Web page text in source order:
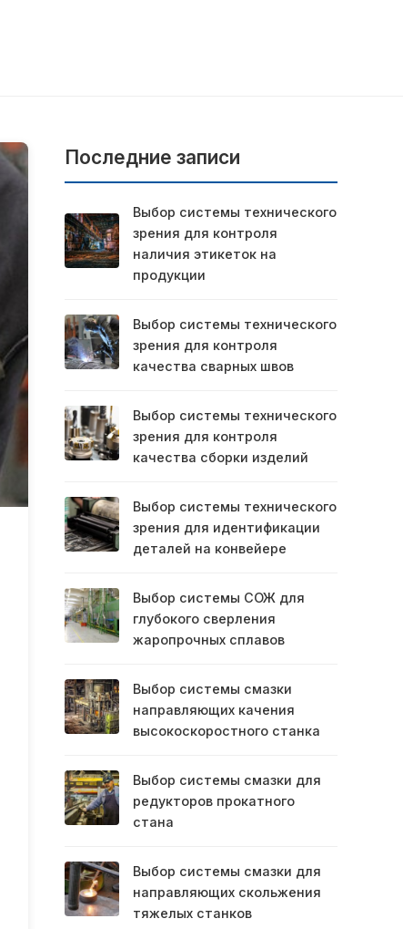
Последние записи
Выбор системы технического
зрения для контроля
наличия этикеток на
продукции
Выбор системы технического
зрения для контроля
качества сварных швов
Выбор системы технического
зрения для контроля
качества сборки изделий
Выбор системы технического
зрения для идентификации
деталей на конвейере
Выбор системы СОЖ для
глубокого сверления
жаропрочных сплавов
Выбор системы смазки
направляющих качения
высокоскоростного станка
Выбор системы смазки для
редукторов прокатного
стана
Выбор системы смазки для
направляющих скольжения
тяжелых станков